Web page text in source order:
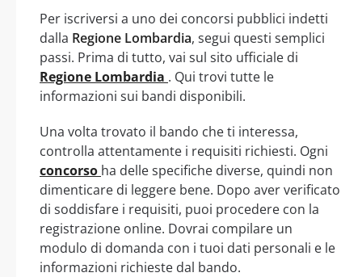
Per iscriversi a uno dei concorsi pubblici indetti
dalla Regione Lombardia, segui questi semplici
passi. Prima di tutto, vai sul sito ufficiale di
Regione Lombardia . Qui trovi tutte le
informazioni sui bandi disponibili.
Una volta trovato il bando che ti interessa,
controlla attentamente i requisiti richiesti. Ogni
concorso ha delle specifiche diverse, quindi non
dimenticare di leggere bene. Dopo aver verificato
di soddisfare i requisiti, puoi procedere con la
registrazione online. Dovrai compilare un
modulo di domanda con i tuoi dati personali e le
informazioni richieste dal bando.